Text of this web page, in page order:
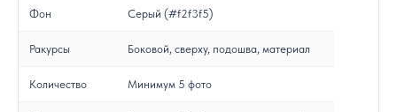
Фон Серый (#f2f3f5)
Ракурсы Боковой, сверху, подошва, материал
Количество Минимум 5 фото